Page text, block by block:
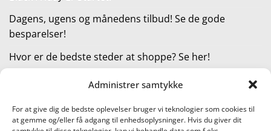
Administrer samtykke
For at give dig de bedste oplevelser bruger vi teknologier som cookies til
at gemme og/eller få adgang til enhedsoplysninger. Hvis du giver dit
Dagens, ugens og månedens tilbud! Se de gode
besparelser!
Hvor er de bedste steder at shoppe? Se her!
Kategorier